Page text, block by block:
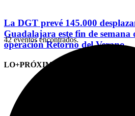
La DGT prevé 145.000
Guadalajara este fin de semana
operación Retorno del Verano
LO+PRÓXIMO (CITAS)
42 eventos encontrados.